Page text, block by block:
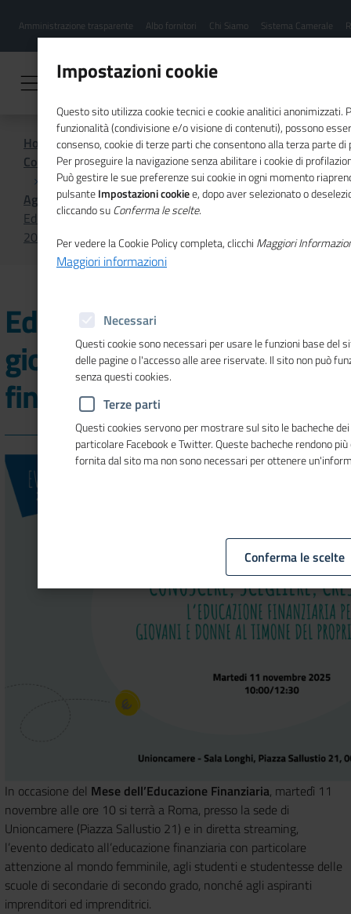
contenuto
Menu
hamburgher
Amministrazione trasparente Albo fornitori Chi Siamo Sistema Camerale
Home
Comunicazione istituzionale per il sistema camerale
Agenda
Educazione finanziaria per giovani e donne: evento finale
2025
Educazione finanziaria per
giovani e donne: evento
finale 2025
In occasione del Mese dell’Educazione Finanziaria, martedì 11
novembre alle ore 10 si terrà a Roma, presso la sede di
Unioncamere (Piazza Sallustio 21) e in diretta streaming,
l’evento dedicato all’educazione finanziaria con particolare
attenzione al mondo femminile, agli studenti e studentesse delle
scuole di secondarie di secondo grado, nonché agli aspiranti
imprenditori ed imprenditrici.
Impostazioni cookie
Questo sito utilizza cookie tecnici e cookie analitici anonimizzati.
funzionalità (condivisione e/o visione di contenuti), possono
consenso, cookie di terze parti che consentono alla terza parte
Per proseguire la navigazione senza abilitare i cookie di
Può gestire le sue preferenze sui cookie in ogni momento
pulsanteImpostazioni cookiee, dopo aver selezionato o
cliccando suConferma le scelte.
Per vedere la Cookie Policy completa, clicchi Maggiori
Maggiori informazioni
Necessari
Questi cookie sono necessari per usare le funzioni base del
delle pagine o l'accesso alle aree riservate. Il sito non può
senza questi cookies.
Terze parti
Questi cookies servono per mostrare sul sito le bacheche
particolare Facebook e Twitter. Queste bacheche rendono
fornita dal sito ma non sono necessari per ottenere
Conferma le scelte